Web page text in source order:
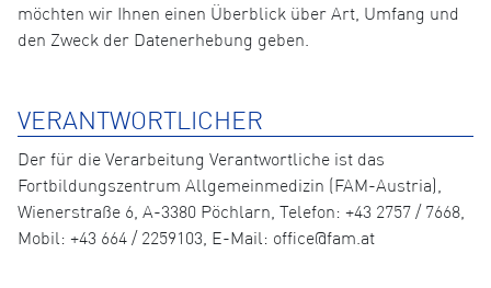
möchten wir Ihnen einen Überblick über Art, Umfang und
den Zweck der Datenerhebung geben.
VERANTWORTLICHER
Der für die Verarbeitung Verantwortliche ist das
Fortbildungszentrum Allgemeinmedizin (FAM-Austria),
Wienerstraße 6, A-3380 Pöchlarn, Telefon: +43 2757 / 7668,
Mobil: +43 664 / 2259103, E-Mail: office@fam.at